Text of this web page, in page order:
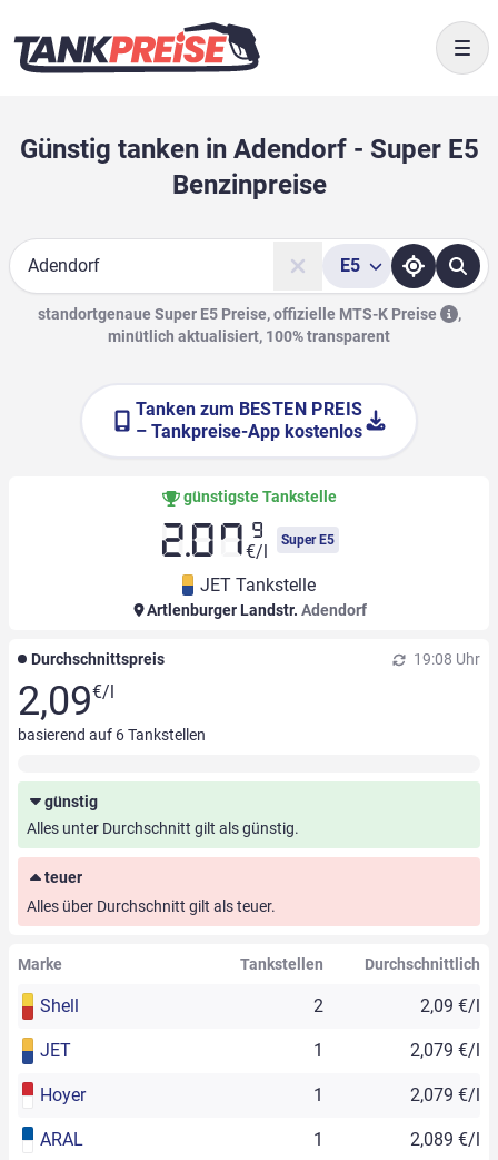
Günstig tanken in Adendorf - Super E5
Benzinpreise
Suche
E5
standortgenaue Super E5 Preise, offizielle MTS-K Preise
,
minütlich aktualisiert, 100% transparent
Tanken zum BESTEN PREIS
– Tankpreise-App kostenlos
günstigste Tankstelle
2.07 9
€/l
Super E5
JET Tankstelle
Artlenburger Landstr. Adendorf
Durchschnittspreis 19:08 Uhr
2,09€/l
basierend auf 6Tankstellen
günstig
Alles unter Durchschnitt gilt als günstig.
teuer
Alles über Durchschnitt gilt als teuer.
Marke Tankstellen Durchschnittlich
Shell 2 2,09 €/l
JET 1 2,079 €/l
Hoyer 1 2,079 €/l
ARAL 1 2,089 €/l